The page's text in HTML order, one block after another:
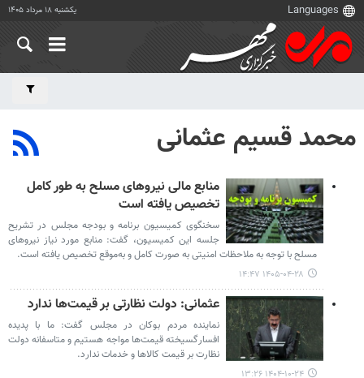
یکشنبه ۱۸ مرداد ۱۴۰۵
محمد قسیم عثمانی
منابع مالی نیروهای مسلح به طور کامل
تخصیص یافته است
سخنگوی کمیسیون برنامه و بودجه مجلس در تشریح
جلسه این کمیسیون، گفت: منابع مورد نیاز نیروهای
مسلح با توجه به ملاحظات امنیتی به صورت کامل و به‌موقع تخصیص یافته است.
۱۴۰۵-۰۴-۲۸ ۱۴:۴۷
عثمانی: دولت نظارتی بر قیمت‌ها ندارد
نماینده مردم بوکان در مجلس گفت: ما با پدیده
افسارگسیخته قیمت‌ها مواجه هستیم و متاسفانه دولت
نظارت بر قیمت کالاها و خدمات ندارد.
۱۴۰۴-۱۰-۲۴ ۱۳:۲۶